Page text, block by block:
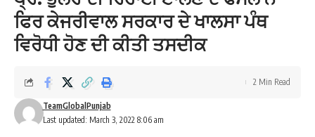
ਫਿਰ ਕੇਜਰੀਵਾਲ ਸਰਕਾਰ ਦੇ ਖਾਲਸਾ ਪੰਥ
ਵਿਰੋਧੀ ਹੋਣ ਦੀ ਕੀਤੀ ਤਸਦੀਕ
Last updated: March 3, 2022 8:06 am
TeamGlobalPunjab
2 Min Read